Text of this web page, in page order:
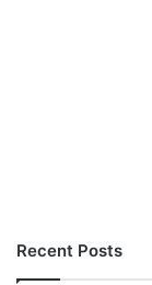
Recent Posts